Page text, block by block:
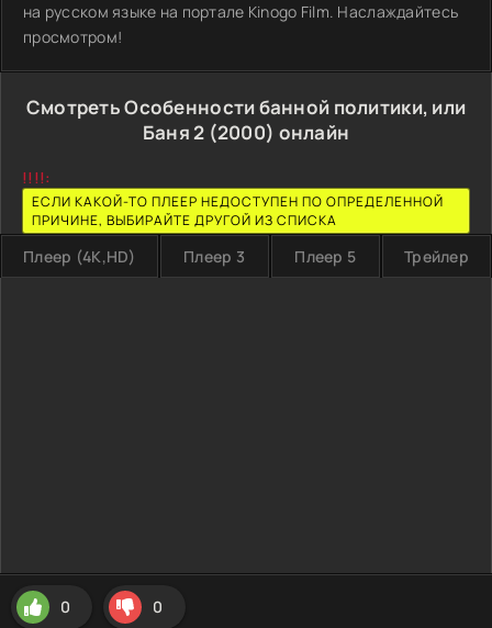
на русском языке на портале Kinogo Film. Наслаждайтесь
просмотром!
Смотреть Особенности банной политики, или
Баня 2 (2000) онлайн
!!!!:
ЕСЛИ КАКОЙ-ТО ПЛЕЕР НЕДОСТУПЕН ПО ОПРЕДЕЛЕННОЙ
ПРИЧИНЕ, ВЫБИРАЙТЕ ДРУГОЙ ИЗ СПИСКА
Плеер (4K,HD) Плеер 3 Плеер 5 Трейлер
0 0